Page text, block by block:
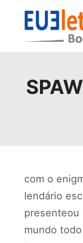
com o
lendário
presenteou
mundo